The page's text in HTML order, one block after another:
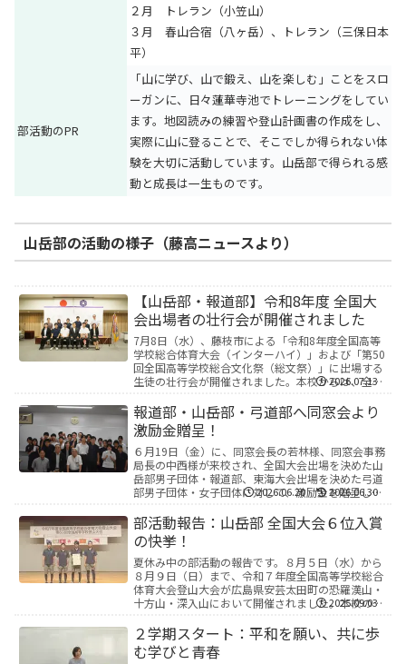
２月 トレラン（小笠山）
３月 春山合宿（八ヶ岳）、トレラン（三保日本
平）
部活動のPR
「山に学び、山で鍛え、山を楽しむ」ことをスロ
ーガンに、日々蓮華寺池でトレーニングをしてい
ます。地図読みの練習や登山計画書の作成をし、
実際に山に登ることで、そこでしか得られない体
験を大切に活動しています。山岳部で得られる感
動と成長は一生ものです。
山岳部の活動の様子（藤高ニュースより）
【山岳部・報道部】令和8年度 全国大
会出場者の壮行会が開催されました
7月8日（水）、藤枝市による「令和8年度全国高等
学校総合体育大会（インターハイ）」および「第50
回全国高等学校総合文化祭（総文祭）」に出場する
生徒の壮行会が開催されました。本校からは、全国
部：4...
2026.07.13
報道部・山岳部・弓道部へ同窓会より
激励金贈呈！
６月19日（金）に、同窓会長の若林様、同窓会事務
局長の中西様が来校され、全国大会出場を決めた山
岳部男子団体・報道部、東海大会出場を決めた弓道
部男子団体・女子団体に対して、激励金を贈呈して
語られ、...
2026.06.20 2026.06.30
部活動報告：山岳部 全国大会６位入賞
の快挙！
夏休み中の部活動の報告です。８月５日（水）から
８月９日（日）まで、令和７年度全国高等学校総合
体育大会登山大会が広島県安芸太田町の恐羅漢山・
十方山・深入山において開催されました。本校の山
ました...
2025.09.03
２学期スタート：平和を願い、共に歩
む学びと青春